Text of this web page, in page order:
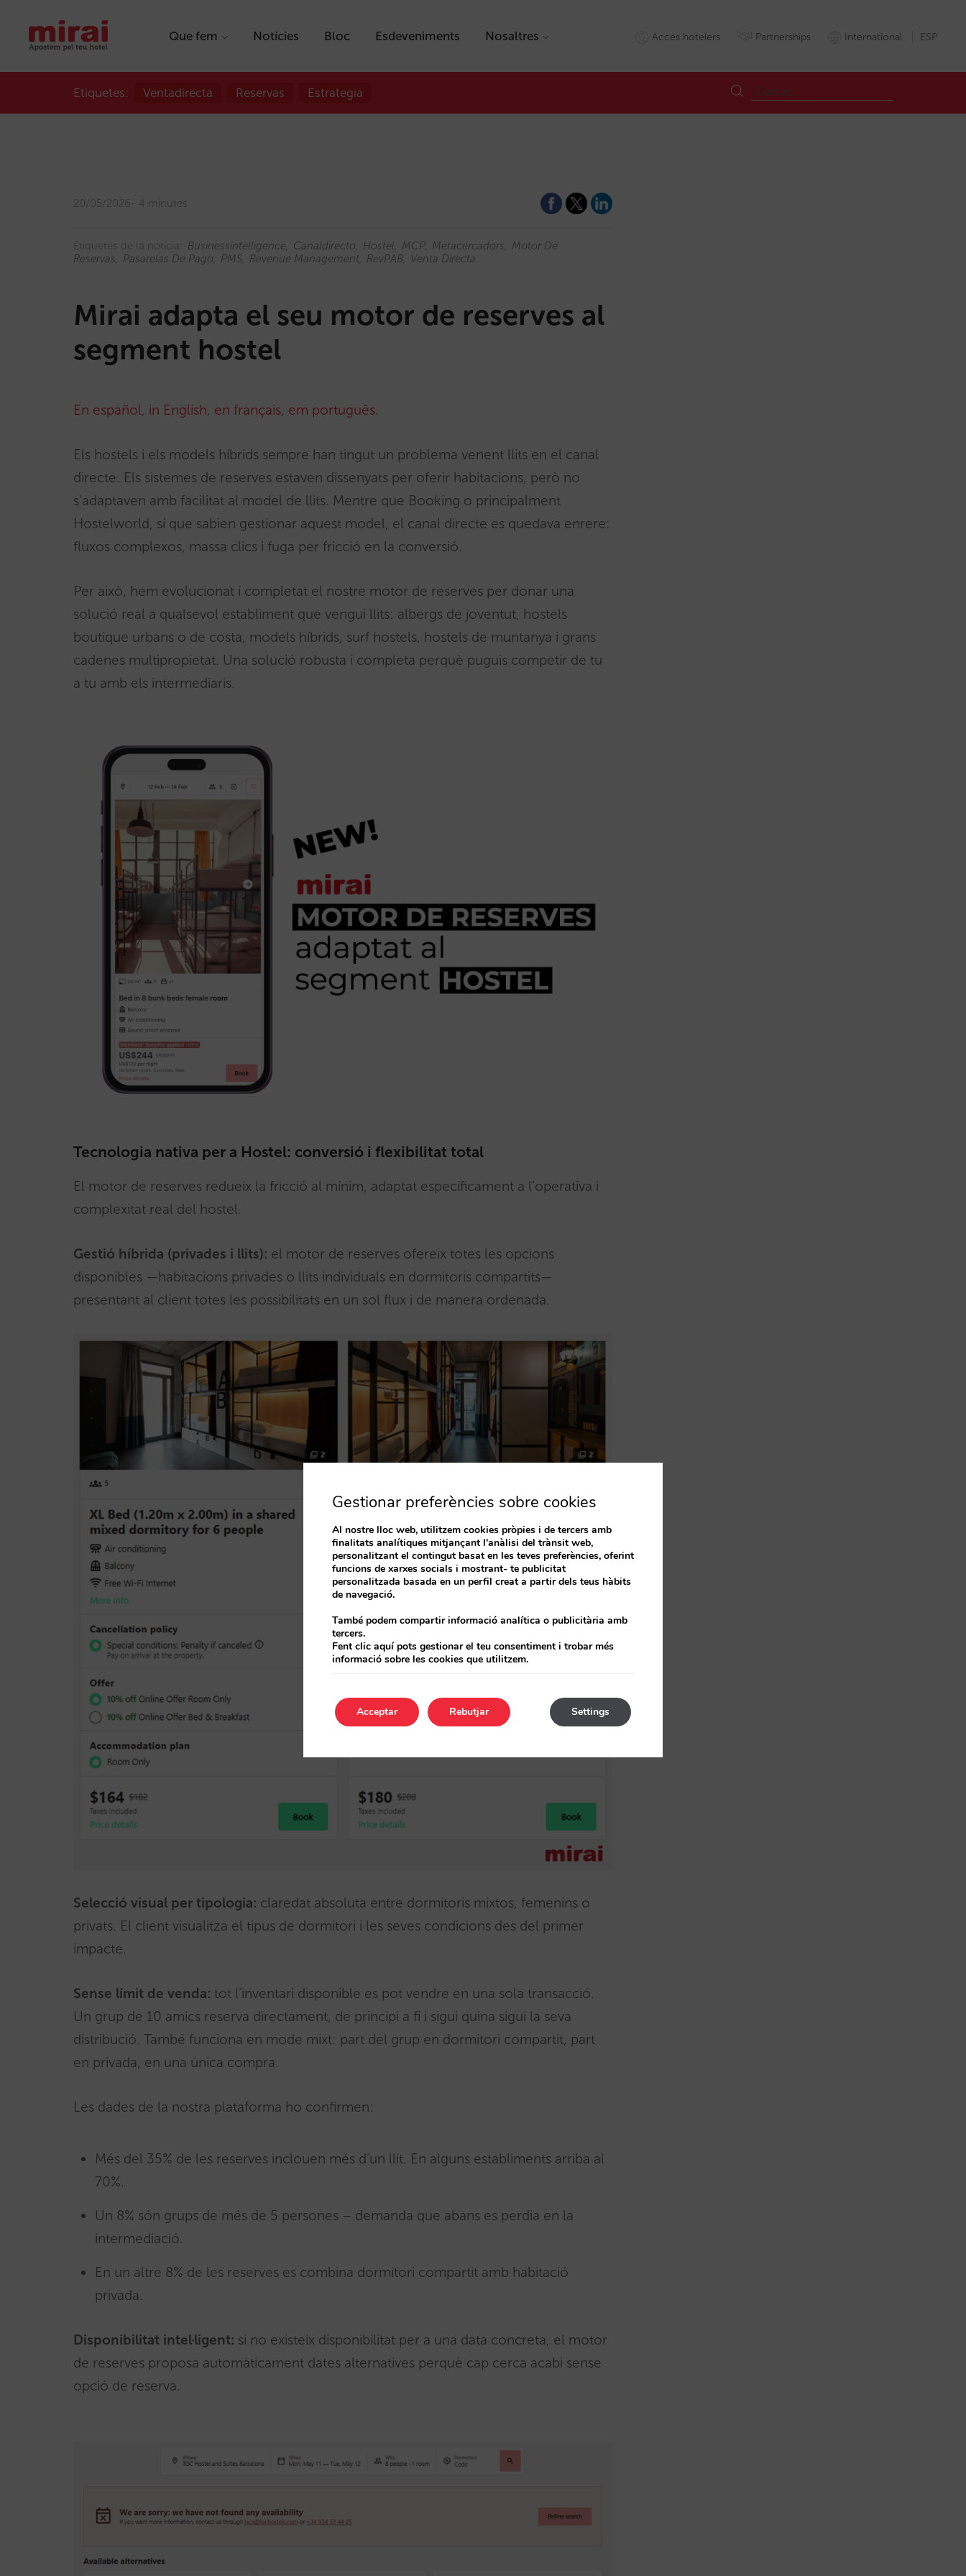
Que fem Notícies Bloc Esdeveniments Nosaltres Accés hotelers Partnerships International ESP
Etiquetes: Ventadirecta Reservas Estrategia
20/05/2026 4 minutes
Etiquetes de la notícia: Businessintelligence Canaldirecto Hostel MCP Metacercadors
Motor De
Reservas
Pasarelas De Pago PMS Revenue Management RevPAB Venta Directa
Mirai adapta el seu motor de reserves al
segment hostel
En español, in English, en français, em português.
Els hostels i els models híbrids sempre han tingut un problema venent llits en el canal
directe. Els sistemes de reserves estaven dissenyats per oferir habitacions, però no
s’adaptaven amb facilitat al model de llits. Mentre que Booking o principalment
Hostelworld, sí que sabien gestionar aquest model, el canal directe es quedava enrere:
fluxos complexos, massa clics i fuga per fricció en la conversió.
Per això, hem evolucionat i completat el nostre motor de reserves per donar una
solució real a qualsevol establiment que vengui llits: albergs de joventut, hostels
boutique urbans o de costa, models híbrids, surf hostels, hostels de muntanya i grans
cadenes multipropietat. Una solució robusta i completa perquè puguis competir de tu
a tu amb els intermediaris.
Tecnologia nativa per a Hostel: conversió i flexibilitat total
El motor de reserves redueix la fricció al mínim, adaptat específicament a l’operativa i
complexitat real del hostel.
Gestió híbrida (privades i llits): el motor de reserves ofereix totes les opcions
disponibles —habitacions privades o llits individuals en dormitoris compartits—
presentant al client totes les possibilitats en un sol flux i de manera ordenada.
Selecció visual per tipologia: claredat absoluta entre dormitoris mixtos, femenins o
privats. El client visualitza el tipus de dormitori i les seves condicions des del primer
impacte.
Sense límit de venda: tot l’inventari disponible es pot vendre en una sola transacció.
Un grup de 10 amics reserva directament, de principi a fi i sigui quina sigui la seva
distribució. També funciona en mode mixt: part del grup en dormitori compartit, part
en privada, en una única compra.
Les dades de la nostra plataforma ho confirmen:
Més del 35% de les reserves inclouen més d’un llit. En alguns establiments arriba al
70%.
Un 8% són grups de més de 5 persones – demanda que abans es perdia en la
intermediació.
En un altre 8% de les reserves es combina dormitori compartit amb habitació
privada.
Disponibilitat intel·ligent: si no existeix disponibilitat per a una data concreta, el motor
de reserves proposa automàticament dates alternatives perquè cap cerca acabi sense
opció de reserva.
Gestionar preferències sobre cookies
Al nostre lloc web, utilitzem cookies pròpies i de tercers amb
finalitats analítiques mitjançant l'anàlisi del trànsit web,
personalitzant el contingut basat en les teves preferències, oferint
funcions de xarxes socials i mostrant- te publicitat
personalitzada basada en un perfil creat a partir dels teus hàbits
de navegació.
També podem compartir informació analítica o publicitària amb
tercers.
Fent clic aquí pots gestionar el teu consentiment i trobar més
informació sobre les cookies que utilitzem.
Acceptar Settings
Rebutjar